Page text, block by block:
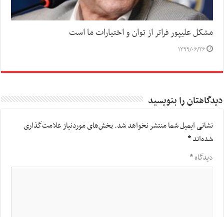
مشکل علیپور فراتر از توان و اختیارات ما است
۱۳۹۹/۰۶/۲۶
دیدگاهتان را بنویسید
نشانی ایمیل شما منتشر نخواهد شد.بخش‌های موردنیاز علامت‌گذاری
شده‌اند*
دیدگاه*